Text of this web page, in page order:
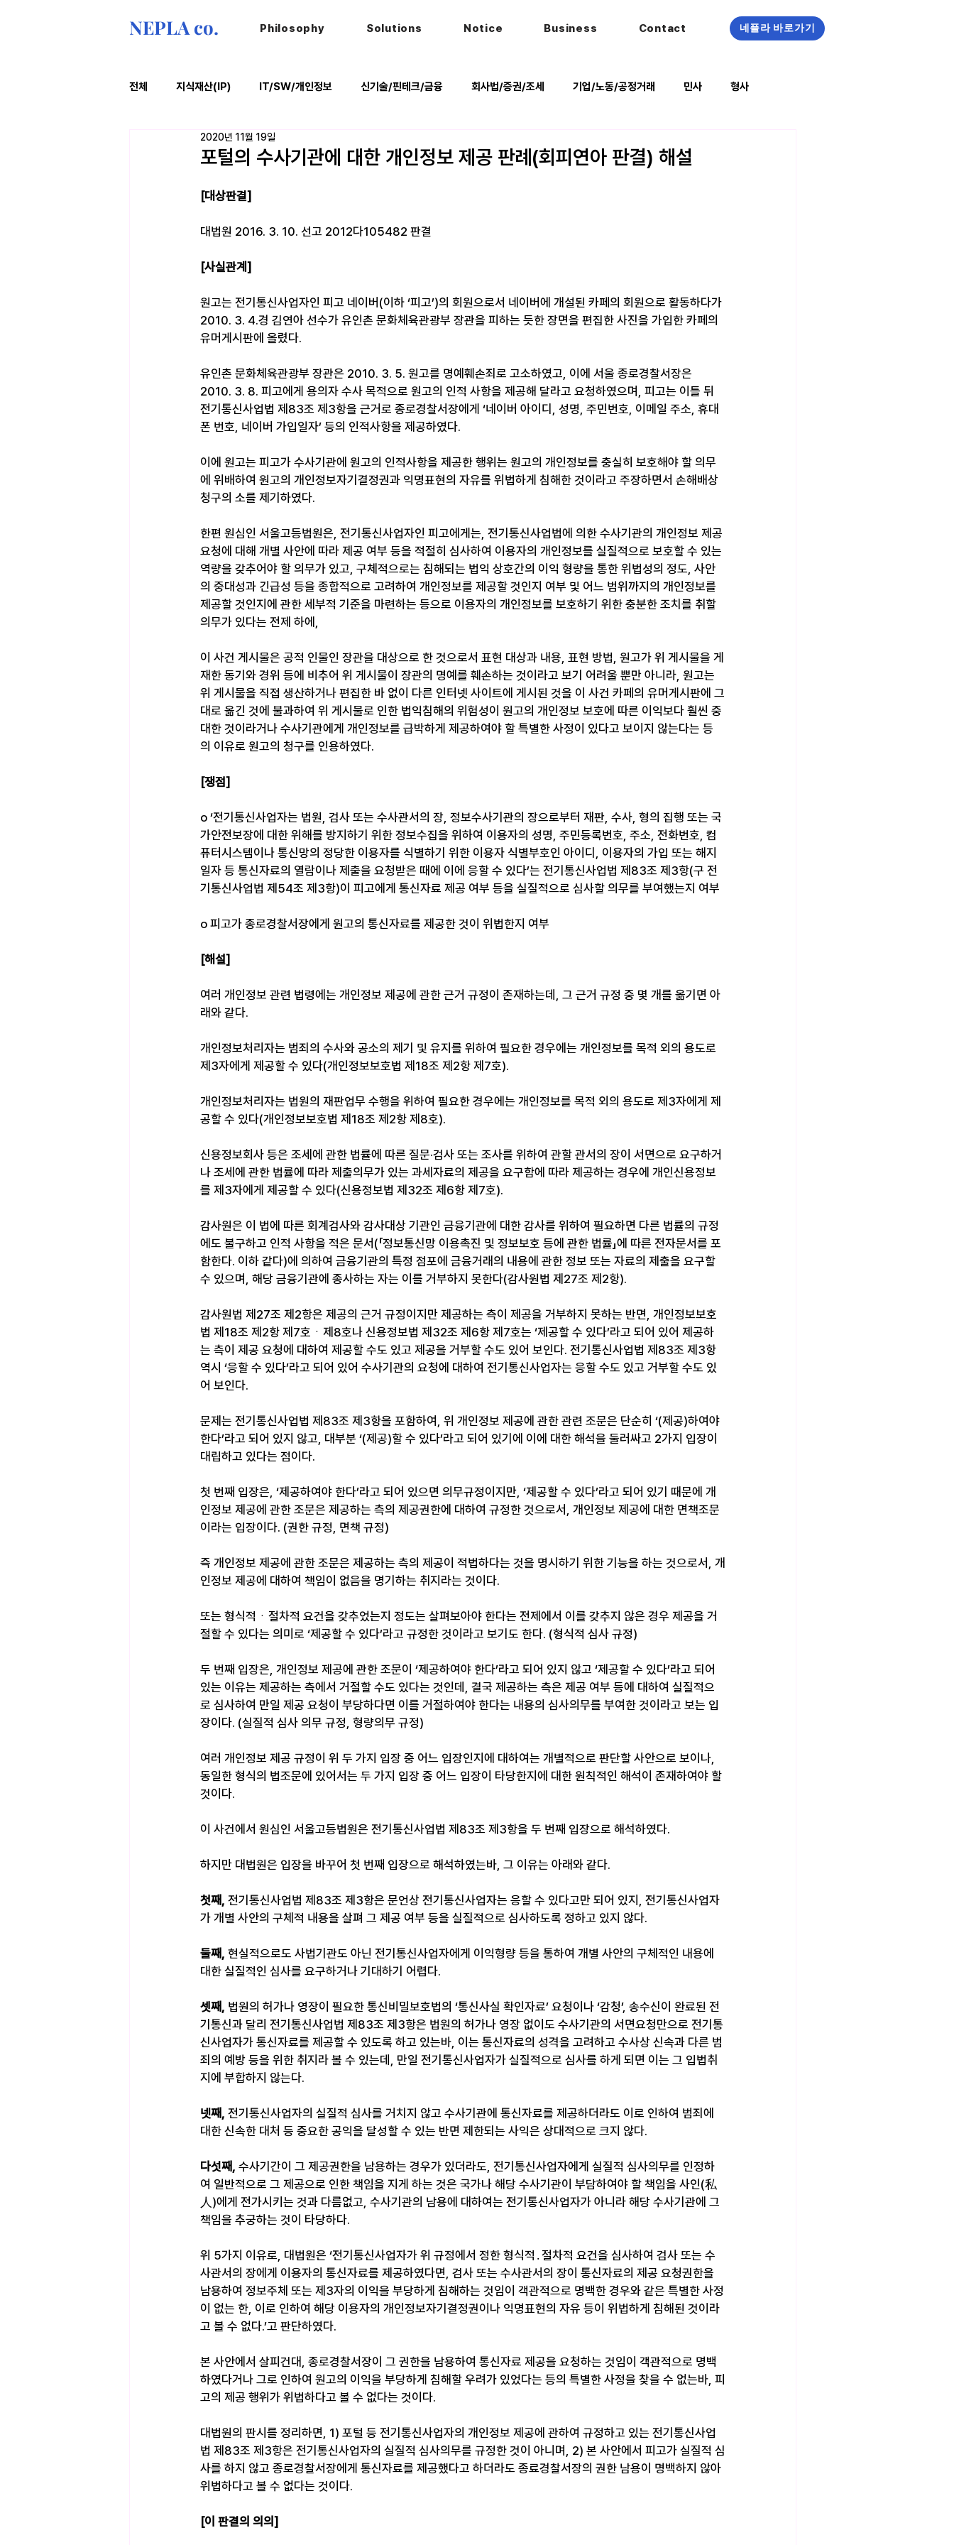
NEPLA co. Philosophy Solutions Notice Business Contact 네플라 바로가기
전체 지식재산(IP) IT/SW/개인정보 신기술/핀테크/금융 회사법/증권/조세 기업/노동/공정거래 민사 형사
법률레터 오늘의위키
포털의 수사기관에 대한 개인정보 제공 판례(회피연아 판결) 해설
2020년 11월 19일
[대상판결]
대법원 2016. 3. 10. 선고 2012다105482 판결
[사실관계]
원고는 전기통신사업자인 피고 네이버(이하 ‘피고’)의 회원으로서 네이버에 개설된 카페의 회원으로 활동하다가
2010. 3. 4.경 김연아 선수가 유인촌 문화체육관광부 장관을 피하는 듯한 장면을 편집한 사진을 가입한 카페의
유머게시판에 올렸다.
유인촌 문화체육관광부 장관은 2010. 3. 5. 원고를 명예훼손죄로 고소하였고, 이에 서울 종로경찰서장은
2010. 3. 8. 피고에게 용의자 수사 목적으로 원고의 인적 사항을 제공해 달라고 요청하였으며, 피고는 이틀 뒤
전기통신사업법 제83조 제3항을 근거로 종로경찰서장에게 ‘네이버 아이디, 성명, 주민번호, 이메일 주소, 휴대
폰 번호, 네이버 가입일자’ 등의 인적사항을 제공하였다.
이에 원고는 피고가 수사기관에 원고의 인적사항을 제공한 행위는 원고의 개인정보를 충실히 보호해야 할 의무
에 위배하여 원고의 개인정보자기결정권과 익명표현의 자유를 위법하게 침해한 것이라고 주장하면서 손해배상
청구의 소를 제기하였다.
한편 원심인 서울고등법원은, 전기통신사업자인 피고에게는, 전기통신사업법에 의한 수사기관의 개인정보 제공
요청에 대해 개별 사안에 따라 제공 여부 등을 적절히 심사하여 이용자의 개인정보를 실질적으로 보호할 수 있는
역량을 갖추어야 할 의무가 있고, 구체적으로는 침해되는 법익 상호간의 이익 형량을 통한 위법성의 정도, 사안
의 중대성과 긴급성 등을 종합적으로 고려하여 개인정보를 제공할 것인지 여부 및 어느 범위까지의 개인정보를
제공할 것인지에 관한 세부적 기준을 마련하는 등으로 이용자의 개인정보를 보호하기 위한 충분한 조치를 취할
의무가 있다는 전제 하에,
이 사건 게시물은 공적 인물인 장관을 대상으로 한 것으로서 표현 대상과 내용, 표현 방법, 원고가 위 게시물을 게
재한 동기와 경위 등에 비추어 위 게시물이 장관의 명예를 훼손하는 것이라고 보기 어려울 뿐만 아니라, 원고는
위 게시물을 직접 생산하거나 편집한 바 없이 다른 인터넷 사이트에 게시된 것을 이 사건 카페의 유머게시판에 그
대로 옮긴 것에 불과하여 위 게시물로 인한 법익침해의 위험성이 원고의 개인정보 보호에 따른 이익보다 훨씬 중
대한 것이라거나 수사기관에게 개인정보를 급박하게 제공하여야 할 특별한 사정이 있다고 보이지 않는다는 등
의 이유로 원고의 청구를 인용하였다.
[쟁점]
o ‘전기통신사업자는 법원, 검사 또는 수사관서의 장, 정보수사기관의 장으로부터 재판, 수사, 형의 집행 또는 국
가안전보장에 대한 위해를 방지하기 위한 정보수집을 위하여 이용자의 성명, 주민등록번호, 주소, 전화번호, 컴
퓨터시스템이나 통신망의 정당한 이용자를 식별하기 위한 이용자 식별부호인 아이디, 이용자의 가입 또는 해지
일자 등 통신자료의 열람이나 제출을 요청받은 때에 이에 응할 수 있다’는 전기통신사업법 제83조 제3항(구 전
기통신사업법 제54조 제3항)이 피고에게 통신자료 제공 여부 등을 실질적으로 심사할 의무를 부여했는지 여부
o 피고가 종로경찰서장에게 원고의 통신자료를 제공한 것이 위법한지 여부
[해설]
여러 개인정보 관련 법령에는 개인정보 제공에 관한 근거 규정이 존재하는데, 그 근거 규정 중 몇 개를 옮기면 아
래와 같다.
개인정보처리자는 범죄의 수사와 공소의 제기 및 유지를 위하여 필요한 경우에는 개인정보를 목적 외의 용도로
제3자에게 제공할 수 있다(개인정보보호법 제18조 제2항 제7호).
개인정보처리자는 법원의 재판업무 수행을 위하여 필요한 경우에는 개인정보를 목적 외의 용도로 제3자에게 제
공할 수 있다(개인정보보호법 제18조 제2항 제8호).
신용정보회사 등은 조세에 관한 법률에 따른 질문·검사 또는 조사를 위하여 관할 관서의 장이 서면으로 요구하거
나 조세에 관한 법률에 따라 제출의무가 있는 과세자료의 제공을 요구함에 따라 제공하는 경우에 개인신용정보
를 제3자에게 제공할 수 있다(신용정보법 제32조 제6항 제7호).
감사원은 이 법에 따른 회계검사와 감사대상 기관인 금융기관에 대한 감사를 위하여 필요하면 다른 법률의 규정
에도 불구하고 인적 사항을 적은 문서(「정보통신망 이용촉진 및 정보보호 등에 관한 법률」에 따른 전자문서를 포
함한다. 이하 같다)에 의하여 금융기관의 특정 점포에 금융거래의 내용에 관한 정보 또는 자료의 제출을 요구할
수 있으며, 해당 금융기관에 종사하는 자는 이를 거부하지 못한다(감사원법 제27조 제2항).
감사원법 제27조 제2항은 제공의 근거 규정이지만 제공하는 측이 제공을 거부하지 못하는 반면, 개인정보보호
법 제18조 제2항 제7호ㆍ제8호나 신용정보법 제32조 제6항 제7호는 ‘제공할 수 있다’라고 되어 있어 제공하
는 측이 제공 요청에 대하여 제공할 수도 있고 제공을 거부할 수도 있어 보인다. 전기통신사업법 제83조 제3항
역시 ‘응할 수 있다’라고 되어 있어 수사기관의 요청에 대하여 전기통신사업자는 응할 수도 있고 거부할 수도 있
어 보인다.
문제는 전기통신사업법 제83조 제3항을 포함하여, 위 개인정보 제공에 관한 관련 조문은 단순히 ‘(제공)하여야
한다’라고 되어 있지 않고, 대부분 ‘(제공)할 수 있다’라고 되어 있기에 이에 대한 해석을 둘러싸고 2가지 입장이
대립하고 있다는 점이다.
첫 번째 입장은, ‘제공하여야 한다’라고 되어 있으면 의무규정이지만, ‘제공할 수 있다’라고 되어 있기 때문에 개
인정보 제공에 관한 조문은 제공하는 측의 제공권한에 대하여 규정한 것으로서, 개인정보 제공에 대한 면책조문
이라는 입장이다. (권한 규정, 면책 규정)
즉 개인정보 제공에 관한 조문은 제공하는 측의 제공이 적법하다는 것을 명시하기 위한 기능을 하는 것으로서, 개
인정보 제공에 대하여 책임이 없음을 명기하는 취지라는 것이다.
또는 형식적ㆍ절차적 요건을 갖추었는지 정도는 살펴보아야 한다는 전제에서 이를 갖추지 않은 경우 제공을 거
절할 수 있다는 의미로 ‘제공할 수 있다’라고 규정한 것이라고 보기도 한다. (형식적 심사 규정)
두 번째 입장은, 개인정보 제공에 관한 조문이 ‘제공하여야 한다’라고 되어 있지 않고 ‘제공할 수 있다’라고 되어
있는 이유는 제공하는 측에서 거절할 수도 있다는 것인데, 결국 제공하는 측은 제공 여부 등에 대하여 실질적으
로 심사하여 만일 제공 요청이 부당하다면 이를 거절하여야 한다는 내용의 심사의무를 부여한 것이라고 보는 입
장이다. (실질적 심사 의무 규정, 형량의무 규정)
여러 개인정보 제공 규정이 위 두 가지 입장 중 어느 입장인지에 대하여는 개별적으로 판단할 사안으로 보이나,
동일한 형식의 법조문에 있어서는 두 가지 입장 중 어느 입장이 타당한지에 대한 원칙적인 해석이 존재하여야 할
것이다.
이 사건에서 원심인 서울고등법원은 전기통신사업법 제83조 제3항을 두 번째 입장으로 해석하였다.
하지만 대법원은 입장을 바꾸어 첫 번째 입장으로 해석하였는바, 그 이유는 아래와 같다.
첫째, 전기통신사업법 제83조 제3항은 문언상 전기통신사업자는 응할 수 있다고만 되어 있지, 전기통신사업자
가 개별 사안의 구체적 내용을 살펴 그 제공 여부 등을 실질적으로 심사하도록 정하고 있지 않다.
둘째, 현실적으로도 사법기관도 아닌 전기통신사업자에게 이익형량 등을 통하여 개별 사안의 구체적인 내용에
대한 실질적인 심사를 요구하거나 기대하기 어렵다.
셋째, 법원의 허가나 영장이 필요한 통신비밀보호법의 ‘통신사실 확인자료’ 요청이나 ‘감청’, 송수신이 완료된 전
기통신과 달리 전기통신사업법 제83조 제3항은 법원의 허가나 영장 없이도 수사기관의 서면요청만으로 전기통
신사업자가 통신자료를 제공할 수 있도록 하고 있는바, 이는 통신자료의 성격을 고려하고 수사상 신속과 다른 범
죄의 예방 등을 위한 취지라 볼 수 있는데, 만일 전기통신사업자가 실질적으로 심사를 하게 되면 이는 그 입법취
지에 부합하지 않는다.
넷째, 전기통신사업자의 실질적 심사를 거치지 않고 수사기관에 통신자료를 제공하더라도 이로 인하여 범죄에
대한 신속한 대처 등 중요한 공익을 달성할 수 있는 반면 제한되는 사익은 상대적으로 크지 않다.
다섯째, 수사기간이 그 제공권한을 남용하는 경우가 있더라도, 전기통신사업자에게 실질적 심사의무를 인정하
여 일반적으로 그 제공으로 인한 책임을 지게 하는 것은 국가나 해당 수사기관이 부담하여야 할 책임을 사인(私
人)에게 전가시키는 것과 다름없고, 수사기관의 남용에 대하여는 전기통신사업자가 아니라 해당 수사기관에 그
책임을 추궁하는 것이 타당하다.
위 5가지 이유로, 대법원은 ‘전기통신사업자가 위 규정에서 정한 형식적․절차적 요건을 심사하여 검사 또는 수
사관서의 장에게 이용자의 통신자료를 제공하였다면, 검사 또는 수사관서의 장이 통신자료의 제공 요청권한을
남용하여 정보주체 또는 제3자의 이익을 부당하게 침해하는 것임이 객관적으로 명백한 경우와 같은 특별한 사정
이 없는 한, 이로 인하여 해당 이용자의 개인정보자기결정권이나 익명표현의 자유 등이 위법하게 침해된 것이라
고 볼 수 없다.’고 판단하였다.
본 사안에서 살피건대, 종로경찰서장이 그 권한을 남용하여 통신자료 제공을 요청하는 것임이 객관적으로 명백
하였다거나 그로 인하여 원고의 이익을 부당하게 침해할 우려가 있었다는 등의 특별한 사정을 찾을 수 없는바, 피
고의 제공 행위가 위법하다고 볼 수 없다는 것이다.
대법원의 판시를 정리하면, 1) 포털 등 전기통신사업자의 개인정보 제공에 관하여 규정하고 있는 전기통신사업
법 제83조 제3항은 전기통신사업자의 실질적 심사의무를 규정한 것이 아니며, 2) 본 사안에서 피고가 실질적 심
사를 하지 않고 종로경찰서장에게 통신자료를 제공했다고 하더라도 종료경찰서장의 권한 남용이 명백하지 않아
위법하다고 볼 수 없다는 것이다.
[이 판결의 의의]